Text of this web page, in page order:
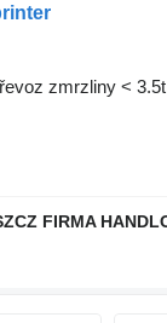
zmrzliny < 3.5t